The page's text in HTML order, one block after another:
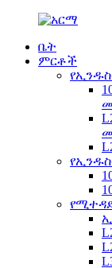
ቤት
ምርቶች